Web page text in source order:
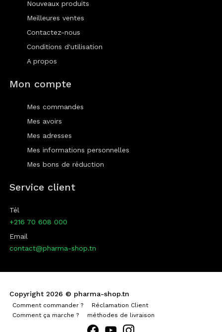
Nouveaux produits
Meilleures ventes
Contactez-nous
Conditions d'utilisation
A propos
Mon compte
Mes commandes
Mes avoirs
Mes adresses
Mes informations personnelles
Mes bons de réduction
Service client
Tél
+216 70 608 000
Email
contact@pharma-shop.tn
Copyright 2026 © pharma-shop.tn
Comment commander ?
Réclamation Client
Comment ça marche ?
méthodes de livraison